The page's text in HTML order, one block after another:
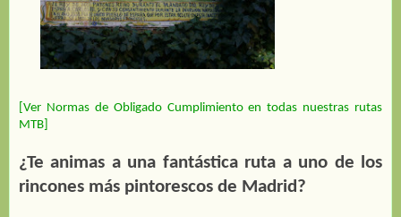
[Ver Normas de Obligado Cumplimiento en todas nuestras rutas
MTB]
¿Te animas a una fantástica ruta a uno de los
rincones más pintorescos de Madrid?